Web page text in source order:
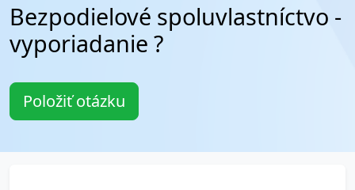
Bezpodielové spoluvlastníctvo -
vyporiadanie ?
Položiť otázku